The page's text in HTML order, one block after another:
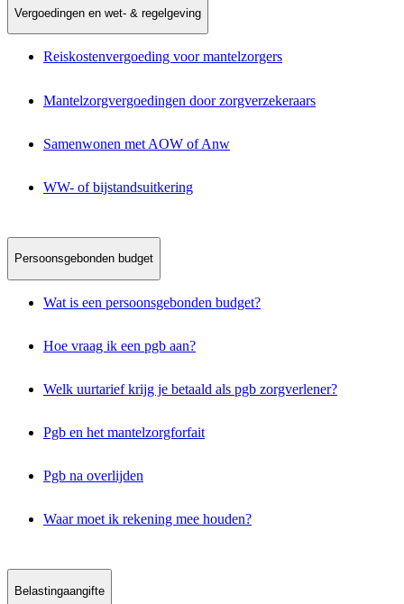
Vergoedingen en wet- & regelgeving
Reiskostenvergoeding voor mantelzorgers
Mantelzorgvergoedingen door zorgverzekeraars
Samenwonen met AOW of Anw
WW- of bijstandsuitkering
Persoonsgebonden budget
Wat is een persoonsgebonden budget?
Hoe vraag ik een pgb aan?
Welk uurtarief krijg je betaald als pgb zorgverlener?
Pgb en het mantelzorgforfait
Pgb na overlijden
Waar moet ik rekening mee houden?
Belastingaangifte